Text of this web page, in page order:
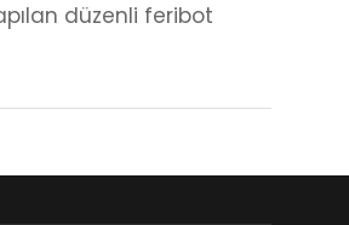
düzenli feribot